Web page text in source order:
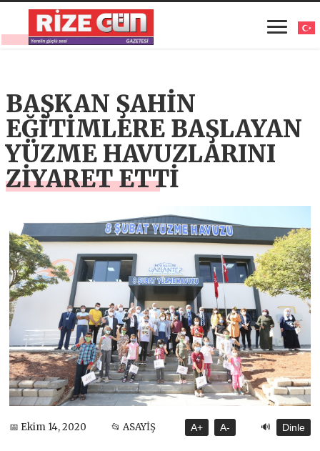
BAŞKAN ŞAHİN
EĞİTİMLERE BAŞLAYAN
YÜZME HAVUZLARINI
ZİYARET ETTİ
📅 Ekim 14, 2020 📂 ASAYİŞ A+ A- 🔊 Dinle